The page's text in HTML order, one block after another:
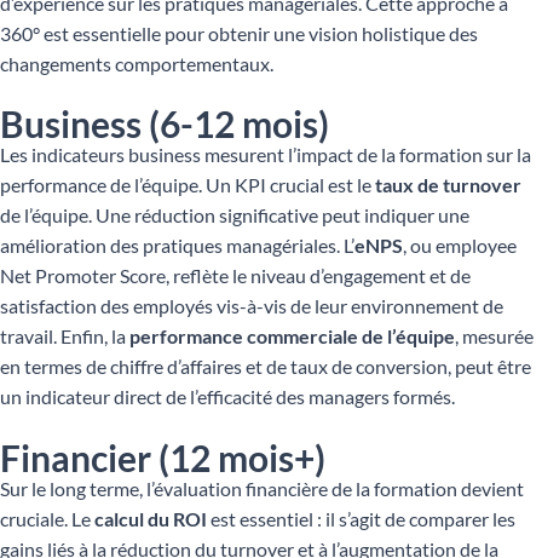
360° est essentielle pour obtenir une vision holistique des
changements comportementaux.
Business (6-12 mois)
Les indicateurs business mesurent l’impact de la formation sur la
performance de l’équipe. Un KPI crucial est letaux de turnover
de l’équipe. Une réduction significative peut indiquer une
amélioration des pratiques managériales. L’eNPS, ou employee
Net Promoter Score, reflète le niveau d’engagement et de
satisfaction des employés vis-à-vis de leur environnement de
travail. Enfin, la performance commerciale de l’équipe, mesurée
en termes de chiffre d’affaires et de taux de conversion, peut être
un indicateur direct de l’efficacité des managers formés.
Financier (12 mois+)
Sur le long terme, l’évaluation financière de la formation devient
cruciale. Lecalcul du ROI est essentiel : il s’agit de comparer les
gains liés à la réduction du turnover et à l’augmentation de la